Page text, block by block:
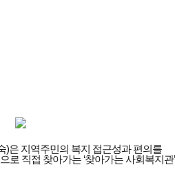
)은 지역주민의 복지 접근성과 편의를
로 직접 찾아가는 ‘찾아가는 사회복지관’